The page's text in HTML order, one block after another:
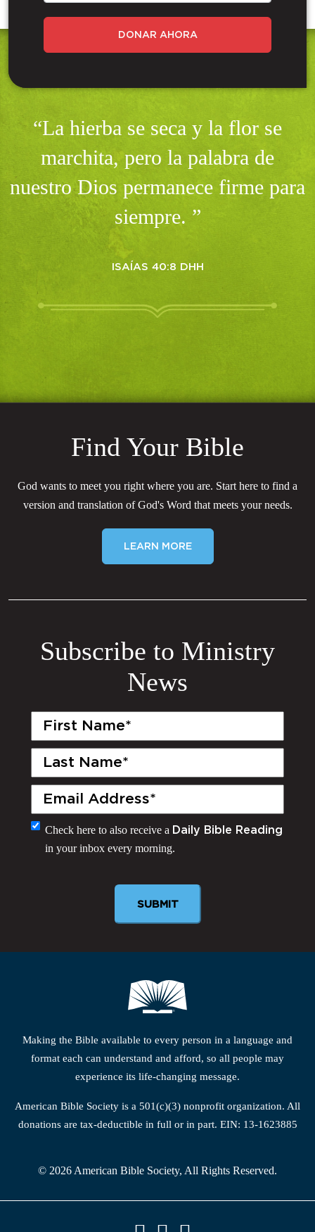
DONAR AHORA
“La hierba se seca y la flor se
marchita, pero la palabra de
nuestro Dios permanece firme para
siempre. ”
ISAÍAS 40:8 DHH
Find Your Bible
God wants to meet you right where you are. Start here to find a
version and translation of God's Word that meets your needs.
LEARN MORE
Subscribe to Ministry
News
First
Last
Email
(Required)
Monthly
Newsletter
Check here to also receive a Daily Bible Reading
in your inbox every morning.
Making the Bible available to every person in a language and
format each can understand and afford, so all people may
experience its life-changing message.
American Bible Society is a 501(c)(3) nonprofit organization. All
donations are tax-deductible in full or in part. EIN: 13-1623885
© 2026 American Bible Society, All Rights Reserved.